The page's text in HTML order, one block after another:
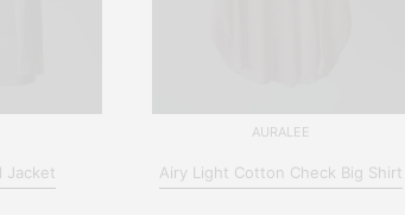
Jacket
AURALEE
Airy Light Cotton Check Big Shirt